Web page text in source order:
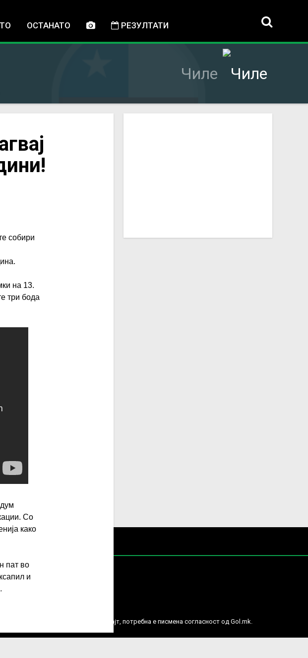
ОСТАНАТО РЕЗУЛТАТИ
Чиле
собири
на 13.
три бода
Со
како
пат во
и
или податоци од овој веб сајт, потребна е писмена согласност од Gol.mk.